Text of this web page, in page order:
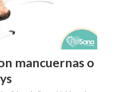
mancuernas o